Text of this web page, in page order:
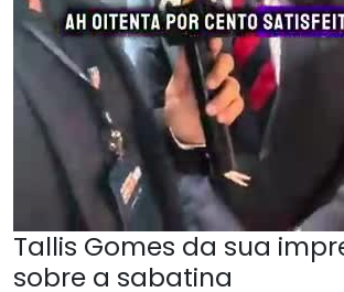
Tallis Gomes da sua
sobre a sabatina